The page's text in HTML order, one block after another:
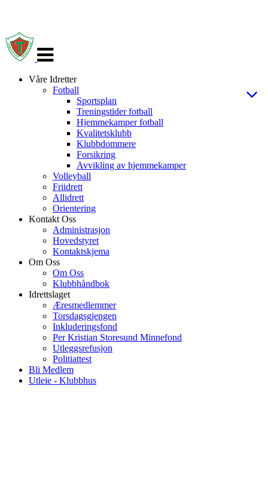
navigasjon
Våre Idretter
Fotball
Sportsplan
Treningstider fotball
Hjemmekamper fotball
Kvalitetsklubb
Klubbdommere
Forsikring
Avvikling av hjemmekamper
Volleyball
Friidrett
Allidrett
Orientering
Kontakt Oss
Administrasjon
Hovedstyret
Kontaktskjema
Om Oss
Om Oss
Klubbhåndbok
Idrettslaget
Æresmedlemmer
Torsdagsgjengen
Inkluderingsfond
Per Kristian Storesund Minnefond
Utleggsrefusjon
Politiattest
Bli Medlem
Utleie - Klubbhus